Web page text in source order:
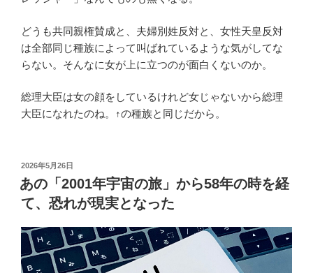
どうも共同親権賛成と、夫婦別姓反対と、女性天皇反対
は全部同じ種族によって叫ばれているような気がしてな
らない。そんなに女が上に立つのが面白くないのか。
総理大臣は女の顔をしているけれど女じゃないから総理
大臣になれたのね。↑の種族と同じだから。
投
稿
日:
2026年5月26日
あの「2001年宇宙の旅」から58年の時を経
て、恐れが現実となった